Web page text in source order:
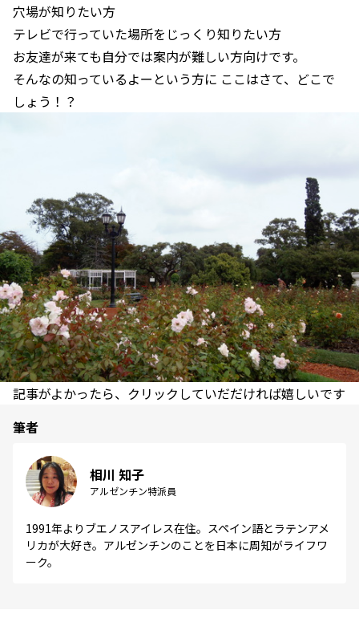
穴場が知りたい方
テレビで行っていた場所をじっくり知りたい方
お友達が来ても自分では案内が難しい方向けです。
そんなの知っているよーという方に ここはさて、どこで
しょう！？
記事がよかったら、クリックしていだだければ嬉しいです
筆者
相川 知子
アルゼンチン特派員
1991年よりブエノスアイレス在住。スペイン語とラテンアメ
リカが大好き。アルゼンチンのことを日本に周知がライフワ
ーク。